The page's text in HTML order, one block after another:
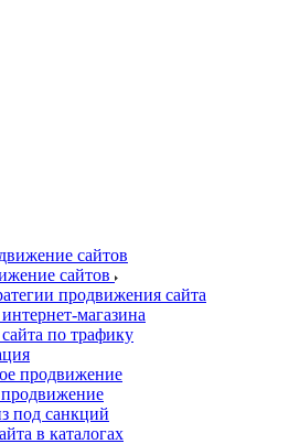
сайтов
продвижения сайта
магазина
по трафику
продвижение
под санкций
в каталогах